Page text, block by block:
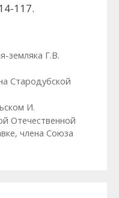
117.
земляка Г.В.
Стародубской
И.
Отечественной
члена Союза